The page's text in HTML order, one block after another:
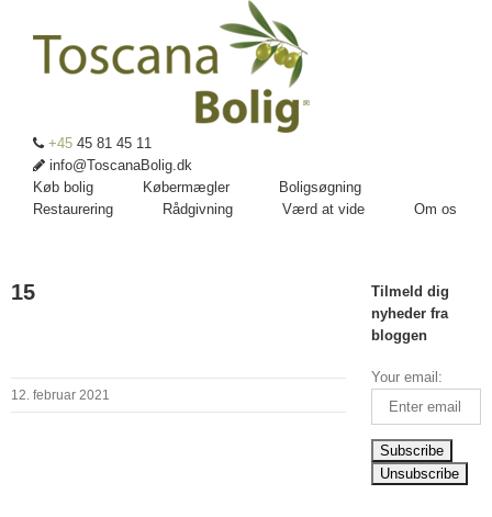
+45 45 81 45 11
info@ToscanaBolig.dk
Køb bolig
Købermægler
Boligsøgning
Restaurering
Rådgivning Værd at vide Om os
15
12. februar 2021
Tilmeld dig
nyheder fra
bloggen
Your email: